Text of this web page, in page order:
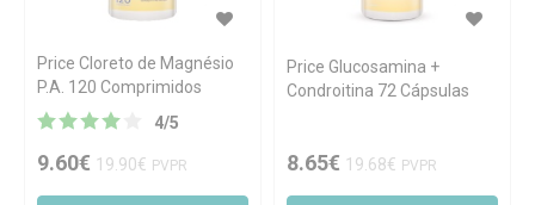
Price Cloreto de Magnésio
P.A. 120 Comprimidos
4/5
9.60€ 19.90€ PVPR
Price Glucosamina +
Condroitina 72 Cápsulas
8.65€ 19.68€ PVPR